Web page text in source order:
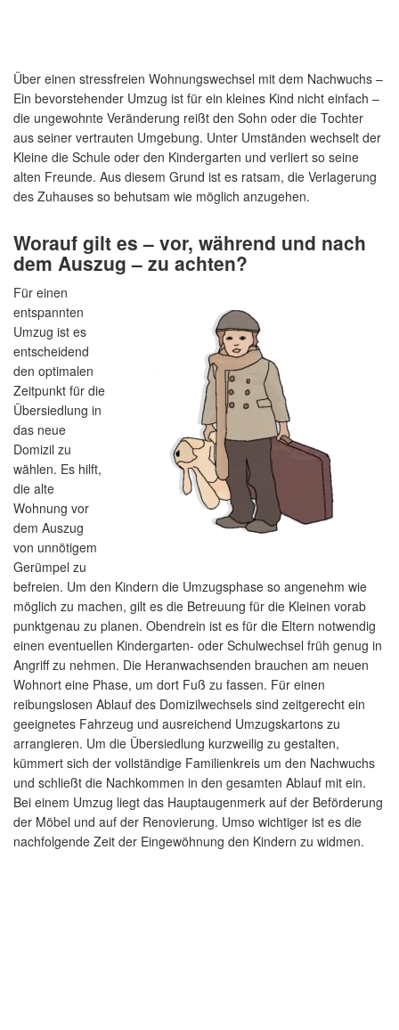
Über einen stressfreien Wohnungswechsel mit dem Nachwuchs –
Ein bevorstehender Umzug ist für ein kleines Kind nicht einfach –
die ungewohnte Veränderung reißt den Sohn oder die Tochter
aus seiner vertrauten Umgebung. Unter Umständen wechselt der
Kleine die Schule oder den Kindergarten und verliert so seine
alten Freunde. Aus diesem Grund ist es ratsam, die Verlagerung
des Zuhauses so behutsam wie möglich anzugehen.
Worauf gilt es – vor, während und nach
dem Auszug – zu achten?
Für einen
entspannten
Umzug ist es
entscheidend
den optimalen
Zeitpunkt für die
Übersiedlung in
das neue
Domizil zu
wählen. Es hilft,
die alte
Wohnung vor
dem Auszug
von unnötigem
Gerümpel zu
befreien. Um den Kindern die Umzugsphase so angenehm wie
möglich zu machen, gilt es die Betreuung für die Kleinen vorab
punktgenau zu planen. Obendrein ist es für die Eltern notwendig
einen eventuellen Kindergarten- oder Schulwechsel früh genug in
Angriff zu nehmen. Die Heranwachsenden brauchen am neuen
Wohnort eine Phase, um dort Fuß zu fassen. Für einen
reibungslosen Ablauf des Domizilwechsels sind zeitgerecht ein
geeignetes Fahrzeug und ausreichend Umzugskartons zu
arrangieren. Um die Übersiedlung kurzweilig zu gestalten,
kümmert sich der vollständige Familienkreis um den Nachwuchs
und schließt die Nachkommen in den gesamten Ablauf mit ein.
Bei einem Umzug liegt das Hauptaugenmerk auf der Beförderung
der Möbel und auf der Renovierung. Umso wichtiger ist es die
nachfolgende Zeit der Eingewöhnung den Kindern zu widmen.